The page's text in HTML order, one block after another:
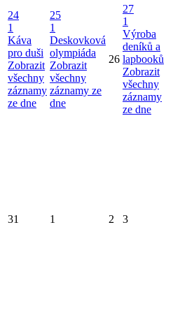
24
1
Káva
pro duši
Zobrazit
všechny
záznamy
ze dne
25
1
Deskovková
olympiáda
Zobrazit
všechny
záznamy ze
dne
26
27
1
Výroba
deníků a
lapbooků
Zobrazit
všechny
záznamy
ze dne
31 1 2 3